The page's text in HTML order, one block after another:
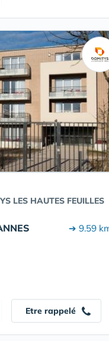
LES HAUTES FEUILLES
➔ 9.59
Etre rappelé